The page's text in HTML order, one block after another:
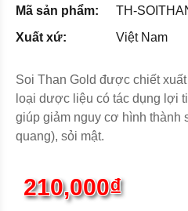
Mã sản phẩm:
TH-
Xuất xứ:
Việt Nam
Soi Than Gold được chiết
loại dược liệu có tác dụng lợi
giúp giảm nguy cơ hình thành
quang), sỏi mật.
210,000₫